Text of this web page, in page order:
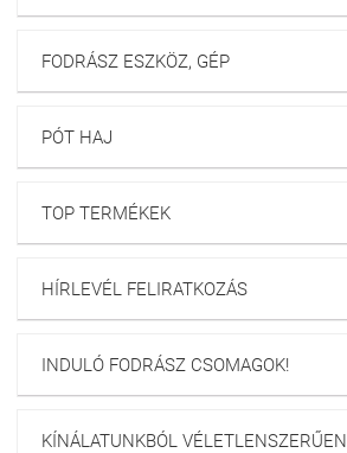
FODRÁSZ ESZKÖZ, GÉP
PÓT HAJ
TOP TERMÉKEK
HÍRLEVÉL FELIRATKOZÁS
INDULÓ FODRÁSZ CSOMAGOK!
KÍNÁLATUNKBÓL VÉLETLENSZERŰEN